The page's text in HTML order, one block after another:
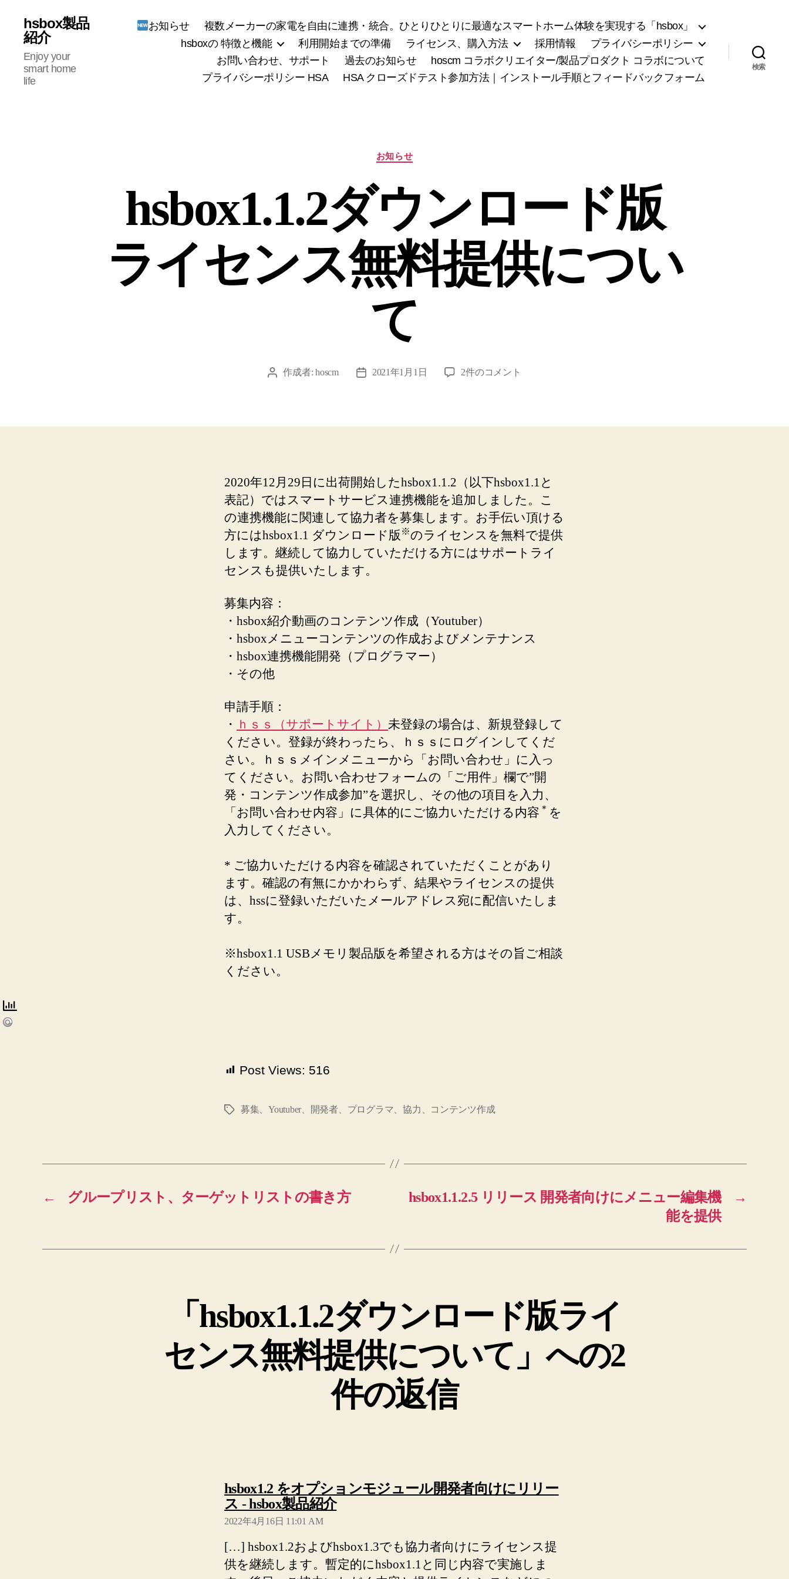
hsbox製品
紹介
Enjoy your
smart home
life
お知らせ
複数メーカーの家電を自由に連携・統合。ひとりひとりに最適なスマートホーム体験を実現する「hsbox」
hsboxの 特徴と機能
利用開始までの準備 ライセンス、購入方法 採用情報
プライバシーポリシー
お問い合わせ、サポート
過去のお知らせ
hoscm コラボクリエイター/製品プロダクト コラボについて
プライバシーポリシー HSA
HSA クローズドテスト参加方法｜インストール手順とフィードバックフォーム
検索
カ
テ
リ
ー
お知らせ
hsbox1.1.2ダウンロード版
ライセンス無料提供につい
て
投
作成者:hoscm
投
2021年1月1日
hsbox1.1.2
ロ
ラ
イ
セ
ン
ス
無
つ
い
2件のコメント
2020年12月29日に出荷開始したhsbox1.1.2（以下hsbox1.1と
表記）ではスマートサービス連携機能を追加しました。こ
の連携機能に関連して協力者を募集します。お手伝い頂ける
方にはhsbox1.1 ダウンロード版 ※のライセンスを無料で提供
します。継続して協力していただける方にはサポートライ
センスも提供いたします。
募集内容：
・hsbox紹介動画のコンテンツ作成（Youtuber）
・hsboxメニューコンテンツの作成およびメンテナンス
・hsbox連携機能開発（プログラマー）
・その他
申請手順：
・ ｈｓｓ（サポートサイト） 未登録の場合は、新規登録して
ください。登録が終わったら、ｈｓｓにログインしてくだ
さい。ｈｓｓメインメニューから「お問い合わせ」に入っ
てください。お問い合わせフォームの「ご用件」欄で”開
発・コンテンツ作成参加”を選択し、その他の項目を入力、
「お問い合わせ内容」に具体的にご協力いただける内容 ＊ を
入力してください。
* ご協力いただける内容を確認されていただくことがあり
ます。確認の有無にかかわらず、結果やライセンスの提供
は、hssに登録いただいたメールアドレス宛に配信いたしま
す。
※hsbox1.1 USBメモリ製品版を希望される方はその旨ご相談
ください。
Post Views: 516
タ
募集、Youtuber、開発者、プログラマ、協力、コンテンツ作成
← グループリスト、ターゲットリストの書き方 →
hsbox1.1.2.5 リリース 開発者向けにメニュー編集機
能を提供
「hsbox1.1.2ダウンロード版ライ
センス無料提供について」への2
件の返信
hsbox1.2 をオプションモジュール開発者向けにリリー
ス - hsbox製品紹介の
2022年4月16日 11:01 AM
[…] hsbox1.2およびhsbox1.3でも協力者向けにライセンス提
供を継続します。暫定的にhsbox1.1と同じ内容で実施しま